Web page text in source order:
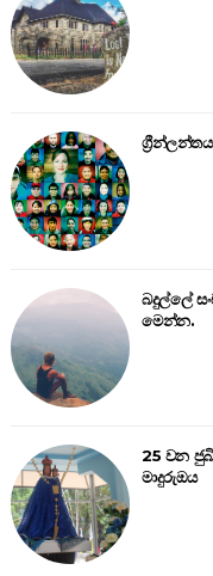
බදුල්ලේ
මෙන්න.
25 වන
මාදුරුඔය